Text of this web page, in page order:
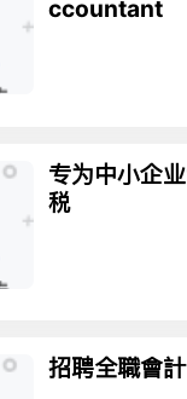
ccountant
专为中小企
税
招聘全職會計